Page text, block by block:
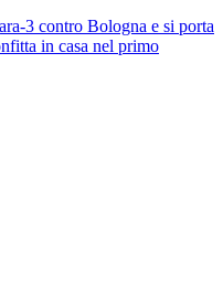
3 contro Bologna e si porta
in casa nel primo